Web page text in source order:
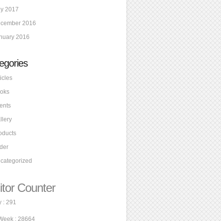
2017
2016
2016
Counter
: 291
: 28664